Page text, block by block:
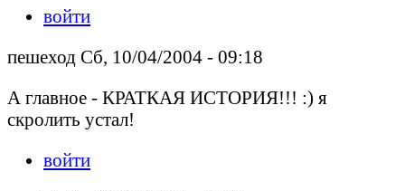
войти
пешеход Сб, 10/04/2004 - 09:18
А главное - КРАТКАЯ ИСТОРИЯ!!! :) я
скролить устал!
войти